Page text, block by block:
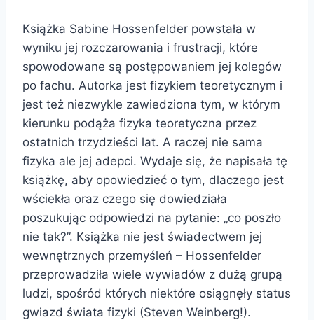
Książka Sabine Hossenfelder powstała w
wyniku jej rozczarowania i frustracji, które
spowodowane są postępowaniem jej kolegów
po fachu. Autorka jest fizykiem teoretycznym i
jest też niezwykle zawiedziona tym, w którym
kierunku podąża fizyka teoretyczna przez
ostatnich trzydzieści lat. A raczej nie sama
fizyka ale jej adepci. Wydaje się, że napisała tę
książkę, aby opowiedzieć o tym, dlaczego jest
wściekła oraz czego się dowiedziała
poszukując odpowiedzi na pytanie: „co poszło
nie tak?”. Książka nie jest świadectwem jej
wewnętrznych przemyśleń – Hossenfelder
przeprowadziła wiele wywiadów z dużą grupą
ludzi, spośród których niektóre osiągnęły status
gwiazd świata fizyki (Steven Weinberg!).